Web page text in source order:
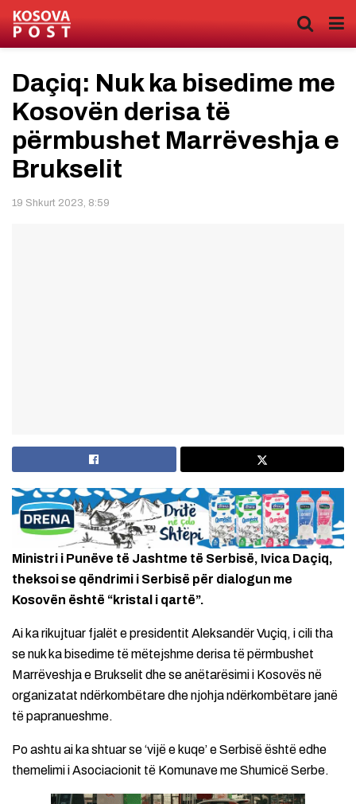
Daçiq: Nuk ka bisedime me
Kosovën derisa të
përmbushet Marrëveshja e
Brukselit
19 Shkurt 2023, 8:59
Ministri i Punëve të Jashtme të Serbisë, Ivica Daçiq,
theksoi se qëndrimi i Serbisë për dialogun me
Kosovën është “kristal i qartë”.
Ai ka rikujtuar fjalët e presidentit Aleksandër Vuçiq, i cili tha
se nuk ka bisedime të mëtejshme derisa të përmbushet
Marrëveshja e Brukselit dhe se anëtarësimi i Kosovës në
organizatat ndërkombëtare dhe njohja ndërkombëtare janë
të papranueshme.
Po ashtu ai ka shtuar se ‘vijë e kuqe’ e Serbisë është edhe
themelimi i Asociacionit të Komunave me Shumicë Serbe.